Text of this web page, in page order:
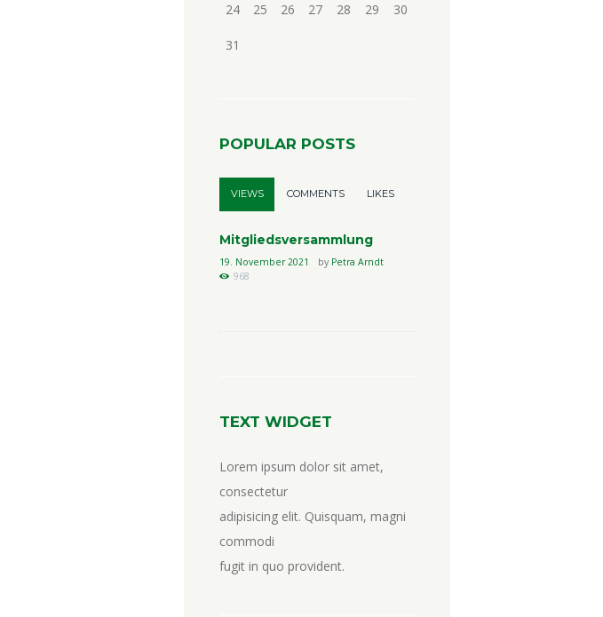
24 25 26 27 28 29 30
31
POPULAR POSTS
VIEWS COMMENTS LIKES
Mitgliedsversammlung
19. November 2021 by Petra Arndt
968
TEXT WIDGET
Lorem ipsum dolor sit amet,
consectetur
adipisicing elit. Quisquam, magni
commodi
fugit in quo provident.